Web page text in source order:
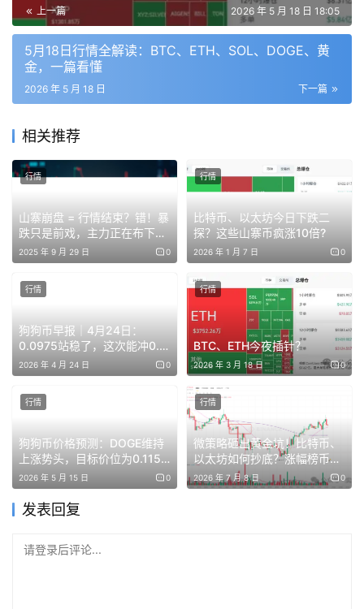
反弹弱，先看前低2085，不破还能弹；跌破了就去
2060、2020、1980附近找多单。
3.BNB：价格约639，24小时跌2.28%
690附近等空单。上不去650就继续跌，下面635、623、
613附近等多单。
SOL今天看85.4，站稳1小时才反弹，上看87、89.5、
91.8等空单。上不去85.4，就先看前低83.3，不破还能
弹；跌破了就去81、79、76附近接多单。
🌡️市场情绪：
今日，加密货币总市值约为2.64万亿美元，24 小时总交易
当前市场情绪为39（恐惧），现在市场情绪挺悲观，主要
是恐慌抛售、杠杆多头爆仓，再加上地缘风险升温。恐惧与
贪婪指数在跌，社交媒体也偏谨慎，衍生品市场压力不小，
整体就是防御状态。
上一篇 2026 年 5 月 18 日 18:05
5月18日行情全解读：BTC、ETH、SOL、DOGE、黄
金，一篇看懂
下一篇
2026 年 5 月 18 日
相关推荐
山寨崩盘 = 行情结束？错！暴
跌只是前戏，主力正在布下
“黄金坑”？ETH、SOL、
PENGU、BNB下一波或已在酝
酿！
2025 年 9 月 29 日 0
行情
比特币、以太坊今日下跌二
探？这些山寨币疯涨10倍?
2026 年 1 月 7 日 0
行情
狗狗币早报｜4月24日：
0.0975站稳了，这次能冲0.1
吗？
2026 年 4 月 24 日 0
行情
BTC、ETH今夜插针？
2026 年 3 月 18 日 0
行情
狗狗币价格预测：DOGE维持
上涨势头，目标价位为0.115
美元！
2026 年 5 月 15 日 0
行情
微策略砸出黄金坑！比特币、
以太坊如何抄底？涨幅榜币子
就要“多空双吃”！
2026 年 7 月 8 日 0
行情
发表回复
请登录后评论...